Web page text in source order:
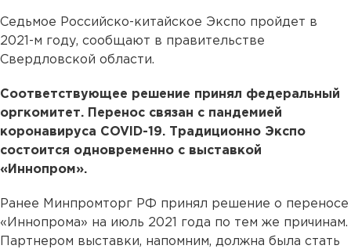
Седьмое Российско-китайское Экспо пройдет в
2021-м году, сообщают в правительстве
Свердловской области.
Соответствующее решение принял федеральный
оргкомитет. Перенос связан с пандемией
коронавируса COVID-19. Традиционно Экспо
состоится одновременно с выставкой
«Иннопром».
Ранее Минпромторг РФ принял решение о переносе
«Иннопрома» на июль 2021 года по тем же причинам.
Партнером выставки, напомним, должна была стать